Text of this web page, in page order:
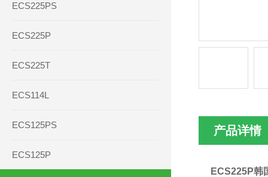
ECS225PS
ECS225P
ECS225T
ECS114L
ECS125PS
ECS125P
产品详情
ECS225P韩